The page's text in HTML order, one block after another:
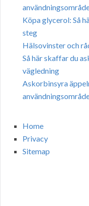
Köpa glycerol: Så
steg
Hälsovinster och
Så här skaffar du
vägledning
Askorbinsyra
Home
Privacy
Sitemap